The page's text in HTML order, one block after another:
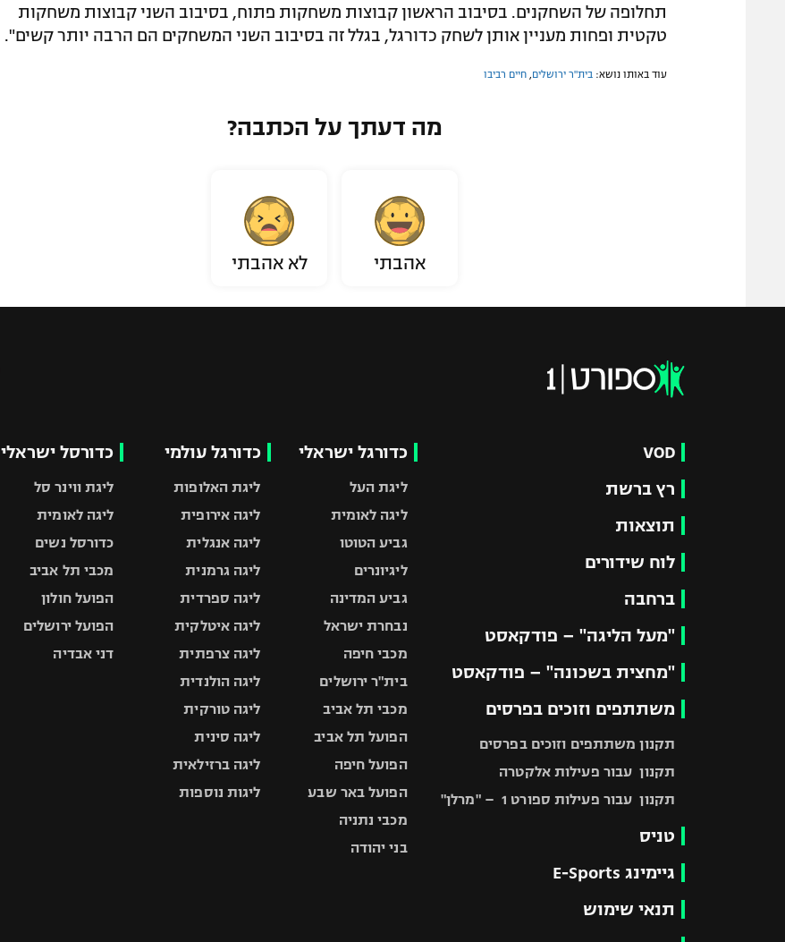
תחלופה של השחקנים. בסיבוב הראשון קבוצות משחקות פתוח, בסיבוב השני קבוצות משחקות
טקטית ופחות מעניין אותן לשחק כדורגל, בגלל זה בסיבוב השני המשחקים הם הרבה יותר קשים".
עוד באותו נושא: בית"ר ירושלים חיים רביבו
מה דעתך על הכתבה?
אהבתי לא אהבתי
VOD
רץ ברשת
תוצאות
לוח שידורים
ברחבה
"מעל הליגה" – פודקאסט
"מחצית בשכונה" – פודקאסט
משתתפים וזוכים בפרסים
תקנון משתתפים וזוכים בפרסים
תקנון עבור פעילות אלקטרה
תקנון עבור פעילות ספורט 1 – "מרלן"
טניס
גיימינג E-Sports
תנאי שימוש
כדורגל ישראלי
ליגת העל
ליגה לאומית
גביע הטוטו
ליגיונרים
גביע המדינה
נבחרת ישראל
מכבי חיפה
בית"ר ירושלים
מכבי תל אביב
הפועל תל אביב
הפועל חיפה
הפועל באר שבע
מכבי נתניה
בני יהודה
כדורגל עולמי
ליגת האלופות
ליגה אירופית
ליגה אנגלית
ליגה גרמנית
ליגה ספרדית
ליגה איטלקית
ליגה צרפתית
ליגה הולנדית
ליגה טורקית
ליגה סינית
ליגה ברזילאית
ליגות נוספות
כדורסל ישראלי
ליגת ווינר סל
ליגה לאומית
כדורסל נשים
מכבי תל אביב
הפועל חולון
הפועל ירושלים
דני אבדיה